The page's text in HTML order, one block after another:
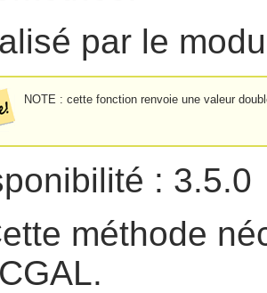
par le
NOTE : cette fonction renvoie une valeur
: 3.5.0
méthode